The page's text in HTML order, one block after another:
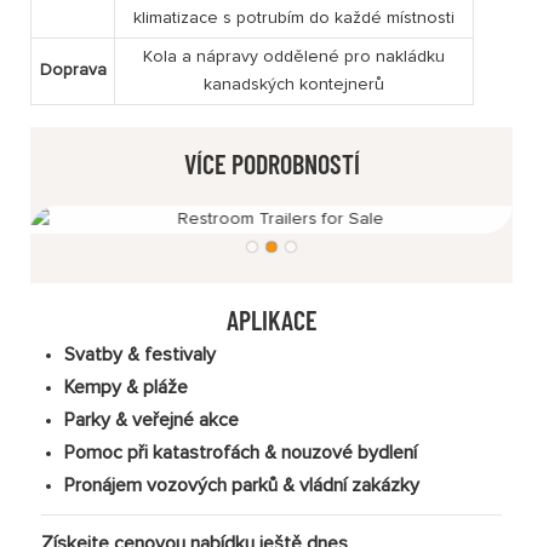
klimatizace s potrubím do každé místnosti
Doprava
Kola a nápravy oddělené pro nakládku
kanadských kontejnerů
VÍCE PODROBNOSTÍ
APLIKACE
Svatby & festivaly
Kempy & pláže
Parky & veřejné akce
Pomoc při katastrofách & nouzové bydlení
Pronájem vozových parků & vládní zakázky